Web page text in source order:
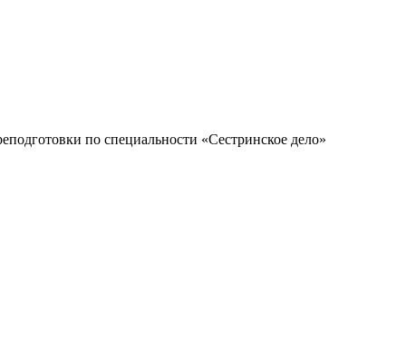
по специальности «Сестринское дело»